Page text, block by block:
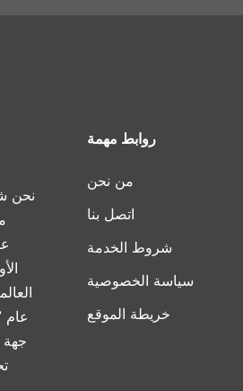
نحن
جهة
روابط مهمة
من نحن
اتصل بنا
شروط الخدمة
سياسة الخصوصية
خريطة الموقع